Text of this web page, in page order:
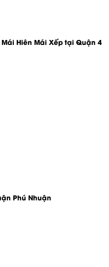
Hiên Mái Xếp tại Quận 4
Phú Nhuận